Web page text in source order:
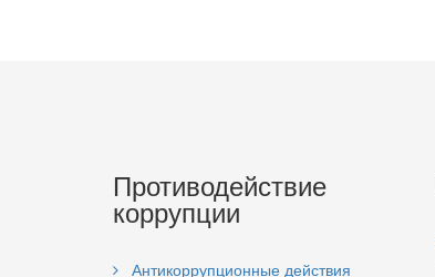
Противодействие
коррупции
Антикоррупционные действия